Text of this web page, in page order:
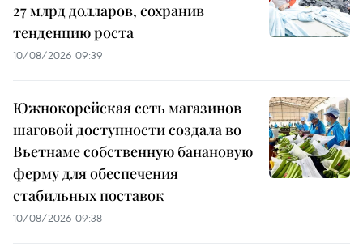
27 млрд долларов, сохранив
тенденцию роста
10/08/2026 09:39
Южнокорейская сеть магазинов
шаговой доступности создала во
Вьетнаме собственную банановую
ферму для обеспечения
стабильных поставок
10/08/2026 09:38